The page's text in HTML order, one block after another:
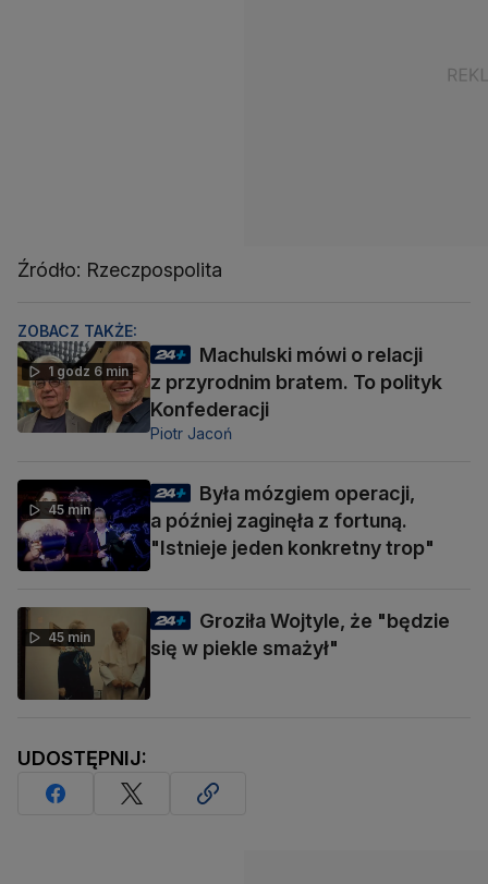
Źródło: Rzeczpospolita
ZOBACZ TAKŻE:
1 godz 6 min
Machulski mówi o relacji
z przyrodnim bratem. To polityk
Konfederacji
Piotr Jacoń
45 min
Była mózgiem operacji,
a później zaginęła z fortuną.
"Istnieje jeden konkretny trop"
45 min
Groziła Wojtyle, że "będzie
się w piekle smażył"
UDOSTĘPNIJ: